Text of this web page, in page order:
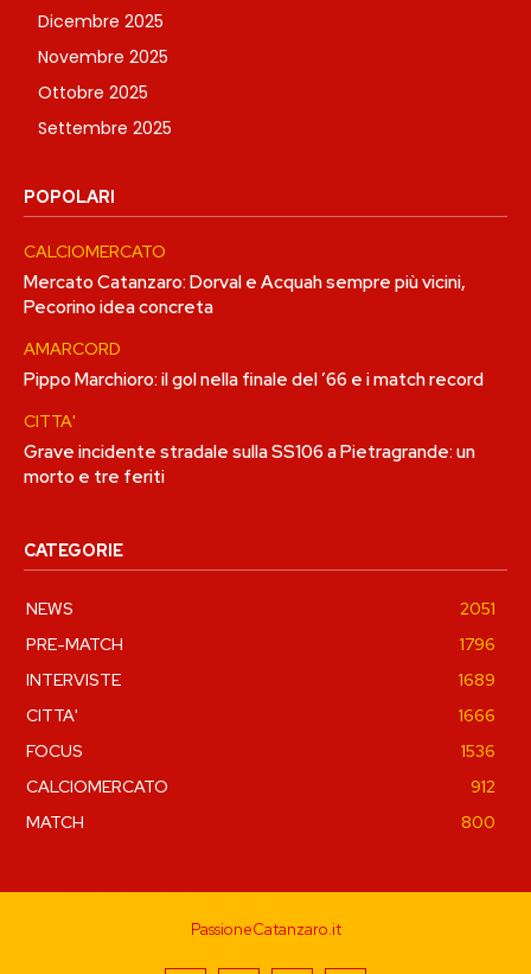
Dicembre 2025
Novembre 2025
Ottobre 2025
Settembre 2025
POPOLARI
CALCIOMERCATO
Mercato Catanzaro: Dorval e Acquah sempre più vicini,
Pecorino idea concreta
AMARCORD
Pippo Marchioro: il gol nella finale del ’66 e i match record
CITTA'
Grave incidente stradale sulla SS106 a Pietragrande: un
morto e tre feriti
CATEGORIE
NEWS
2051
PRE-MATCH
1796
INTERVISTE
1689
CITTA'
1666
FOCUS
1536
CALCIOMERCATO
912
MATCH
800
PassioneCatanzaro.it